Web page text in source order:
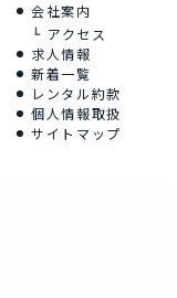
会社案内
アクセス
求人情報
新着一覧
レンタル約款
個人情報取扱
サイトマップ